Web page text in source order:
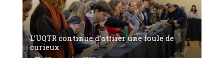
L’UQTR continue d’attirer une foule de
curieux